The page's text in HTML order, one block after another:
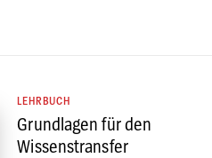
LEHRBUCH
Grundlagen für den
Wissenstransfer